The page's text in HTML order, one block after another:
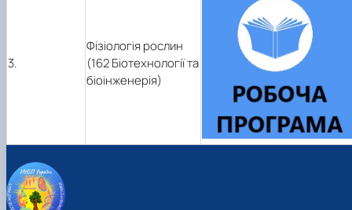
3.
Фізіологія рослин
(162 Біотехнології та
біоінженерія)